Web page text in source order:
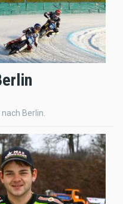
Berlin.